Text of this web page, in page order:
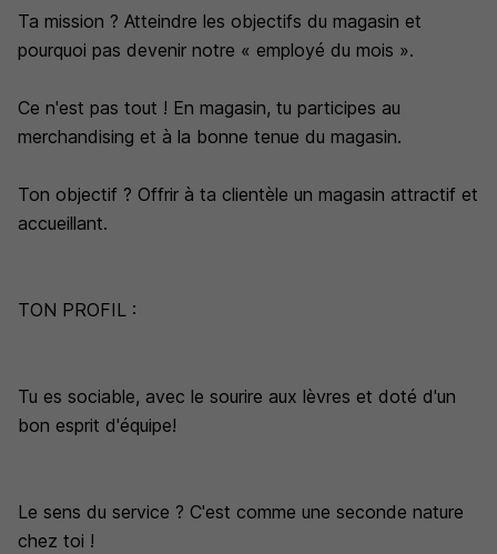
Ta mission ? Atteindre les objectifs du magasin et
pourquoi pas devenir notre « employé du mois ».
Ce n'est pas tout ! En magasin, tu participes au
merchandising et à la bonne tenue du magasin.
Ton objectif ? Offrir à ta clientèle un magasin attractif et
accueillant.
TON PROFIL :
Tu es sociable, avec le sourire aux lèvres et doté d'un
bon esprit d'équipe!
Le sens du service ? C'est comme une seconde nature
chez toi !